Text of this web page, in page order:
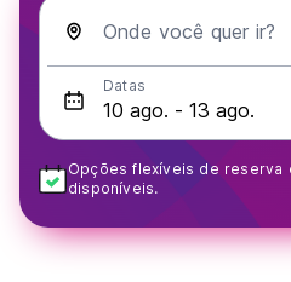
Onde você quer ir?
Datas
Opções flexíveis de reserva
disponíveis.